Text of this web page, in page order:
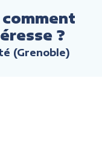
?
(Grenoble)